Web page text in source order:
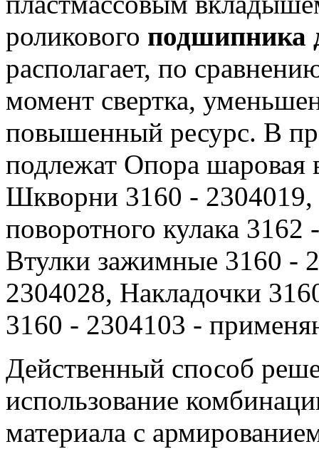
роликового подшипника
располагает, по
момент свертка,
повышенный ресурс. В
подлежат Опора шаровая
Шкворни 3160 - 2304019,
поворотного кулака
Втулки зажимные 3160 -
2304028, Накладочки
3160 - 2304103 -
Действенный способ
использование
материала с